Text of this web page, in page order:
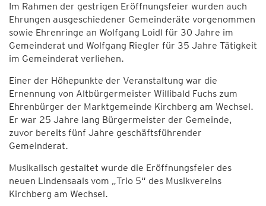
Im Rahmen der gestrigen Eröffnungsfeier wurden auch
Ehrungen ausgeschiedener Gemeinderäte vorgenommen
sowie Ehrenringe an Wolfgang Loidl für 30 Jahre im
Gemeinderat und Wolfgang Riegler für 35 Jahre Tätigkeit
im Gemeinderat verliehen.
Einer der Höhepunkte der Veranstaltung war die
Ernennung von Altbürgermeister Willibald Fuchs zum
Ehrenbürger der Marktgemeinde Kirchberg am Wechsel.
Er war 25 Jahre lang Bürgermeister der Gemeinde,
zuvor bereits fünf Jahre geschäftsführender
Gemeinderat.
Musikalisch gestaltet wurde die Eröffnungsfeier des
neuen Lindensaals vom „Trio 5“ des Musikvereins
Kirchberg am Wechsel.